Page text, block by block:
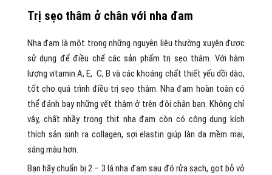
Trị sẹo thâm ở chân với nha đam
Nha đam là một trong những nguyên liệu thường xuyên được
sử dụng để điều chế các sản phẩm trị sẹo thâm. Với hàm
lượng vitamin A, E, C, B và các khoáng chất thiết yếu dồi dào,
tốt cho quá trình điều trị sẹo thâm. Nha đam hoàn toàn có
thể đánh bay những vết thâm ở trên đôi chân bạn. Không chỉ
vậy, chất nhầy trong thịt nha đam còn có công dụng kích
thích sản sinh ra collagen, sợi elastin giúp làn da mềm mại,
sáng màu hơn.
Bạn hãy chuẩn bị 2 – 3 lá nha đam sau đó rửa sạch, gọt bỏ vỏ